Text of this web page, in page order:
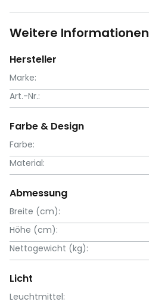
Weitere Informationen
Hersteller
Marke:
Art.-Nr.:
Farbe & Design
Farbe:
Material:
Abmessung
Breite (cm):
Höhe (cm):
Nettogewicht (kg):
Licht
Leuchtmittel: